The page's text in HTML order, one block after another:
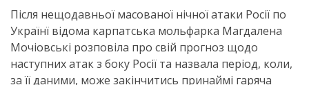
Після нещодавньої масованої нічної атаки Росії по
Українї відома карпатська мольфарка Магдалена
Мочіовські розповіла про свій прогноз щодо
наступних атак з боку Росії та назвала період, коли,
за її даними, може закінчитись принаймі гаряча